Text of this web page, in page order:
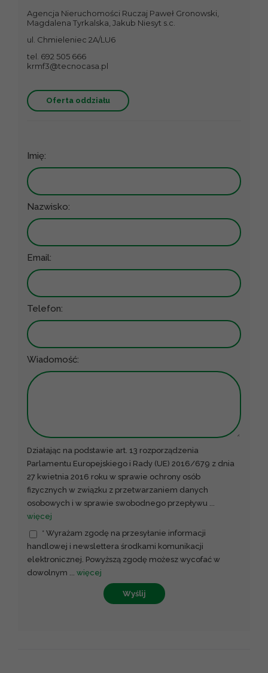
Agencja Nieruchomości Ruczaj Paweł Gronowski,
Magdalena Tyrkalska, Jakub Niesyt s.c.
ul. Chmieleniec 2A/LU6
tel. 692 505 666
krmf3@tecnocasa.pl
Oferta oddziału
Imię:
Nazwisko:
Email:
Telefon:
Wiadomość:
Działając na podstawie art. 13 rozporządzenia
Parlamentu Europejskiego i Rady (UE) 2016/679 z dnia
27 kwietnia 2016 roku w sprawie ochrony osób
fizycznych w związku z przetwarzaniem danych
osobowych i w sprawie swobodnego przepływu ...
więcej
* Wyrażam zgodę na przesyłanie informacji
handlowej i newslettera środkami komunikacji
elektronicznej. Powyższą zgodę możesz wycofać w
dowolnym ... więcej
Wyślij